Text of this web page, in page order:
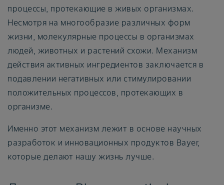
процессы, протекающие в живых организмах.
Несмотря на многообразие различных форм
жизни, молекулярные процессы в организмах
людей, животных и растений схожи. Механизм
действия активных ингредиентов заключается в
подавлении негативных или стимулировании
положительных процессов, протекающих в
организме.
Именно этот механизм лежит в основе научных
разработок и инновационных продуктов Bayer,
которые делают нашу жизнь лучше.